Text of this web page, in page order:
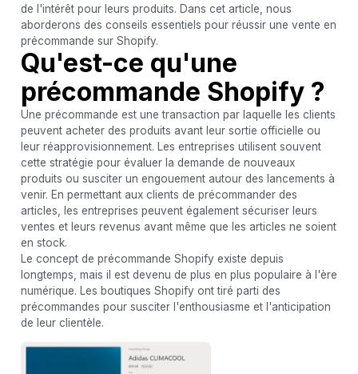
de l'intérêt pour leurs produits. Dans cet article, nous
aborderons des conseils essentiels pour réussir une vente en
précommande sur Shopify.
Qu'est-ce qu'une
précommande Shopify ?
Une précommande est une transaction par laquelle les clients
peuvent acheter des produits avant leur sortie officielle ou
leur réapprovisionnement. Les entreprises utilisent souvent
cette stratégie pour évaluer la demande de nouveaux
produits ou susciter un engouement autour des lancements à
venir. En permettant aux clients de précommander des
articles, les entreprises peuvent également sécuriser leurs
ventes et leurs revenus avant même que les articles ne soient
en stock.
Le concept de précommande Shopify existe depuis
longtemps, mais il est devenu de plus en plus populaire à l'ère
numérique. Les boutiques Shopify ont tiré parti des
précommandes pour susciter l'enthousiasme et l'anticipation
de leur clientèle.